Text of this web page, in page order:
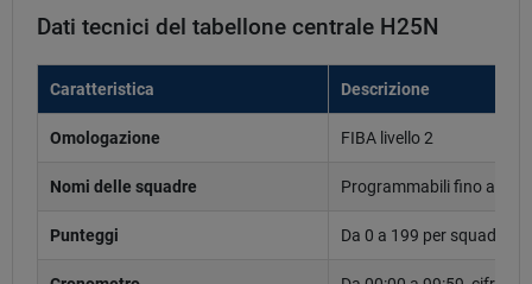
Dati tecnici del tabellone centrale H25N
Caratteristica Descrizione
Omologazione FIBA livello 2
Nomi delle squadre Programmabili fino a 6
Punteggi Da 0 a 199 per squadra,